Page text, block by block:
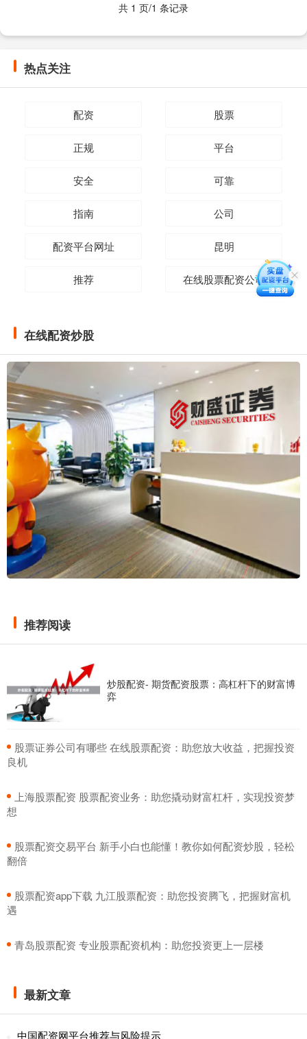
共 1 页/1 条记录
热点关注
配资 股票
正规 平台
安全 可靠
指南 公司
配资平台网址 昆明
推荐 在线股票配资公司
在线配资炒股
推荐阅读
炒股配资- 期货配资股票：高杠杆下的财富博
弈
​股票证券公司有哪些 在线股票配资：助您放大收益，把握投资
良机
​上海股票配资 股票配资业务：助您撬动财富杠杆，实现投资梦
想
​股票配资交易平台 新手小白也能懂！教你如何配资炒股，轻松
翻倍
​股票配资app下载 九江股票配资：助您投资腾飞，把握财富机
遇
​青岛股票配资 专业股票配资机构：助您投资更上一层楼
最新文章
中国配资网平台推荐与风险提示